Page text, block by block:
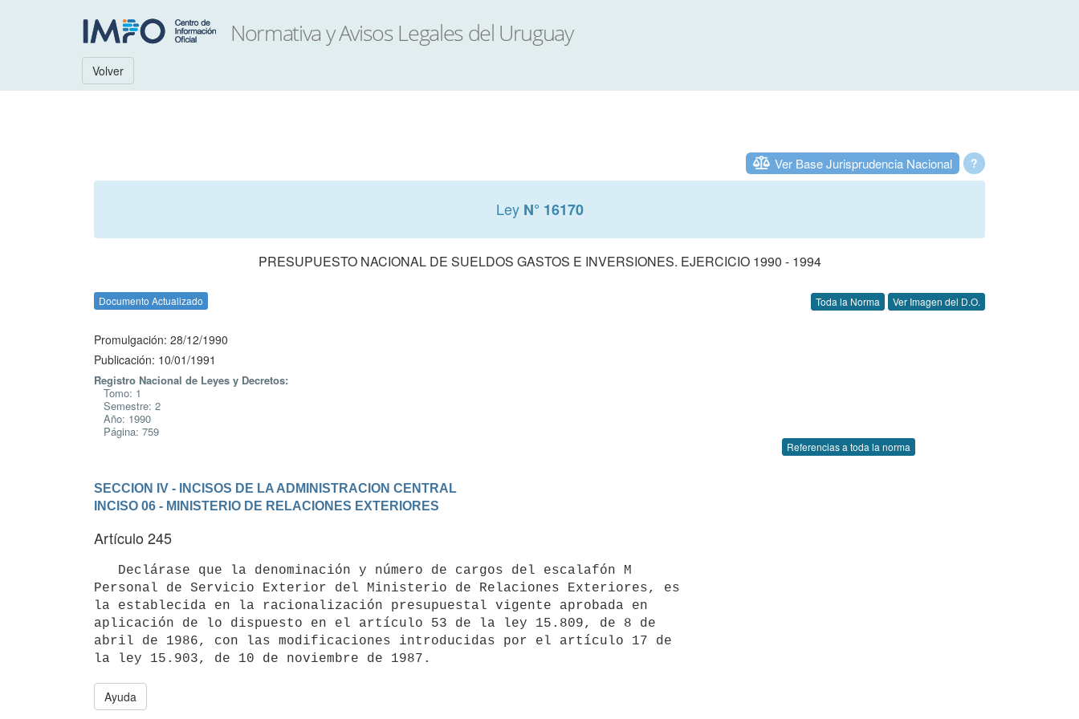
Volver
?
Ver Base Jurisprudencia Nacional
Ley N° 16170
PRESUPUESTO NACIONAL DE SUELDOS GASTOS E INVERSIONES. EJERCICIO 1990 - 1994
Documento Actualizado Toda la Norma Ver Imagen del D.O.
Promulgación: 28/12/1990
Publicación: 10/01/1991
Registro Nacional de Leyes y Decretos:
Tomo: 1
Semestre: 2
Año: 1990
Página: 759
Referencias a toda la norma
SECCION IV - INCISOS DE LA ADMINISTRACION CENTRAL
INCISO 06 - MINISTERIO DE RELACIONES EXTERIORES
Artículo 245
Personal de Servicio Exterior del Ministerio de Relaciones Exteriores, es
la establecida en la racionalización presupuestal vigente aprobada en
aplicación de lo dispuesto en el artículo 53 de la ley 15.809, de 8 de
abril de 1986, con las modificaciones introducidas por el artículo 17 de
Ayuda